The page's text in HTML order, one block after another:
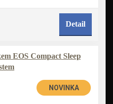
Detail
EOS Compact Sleep
NOVINKA